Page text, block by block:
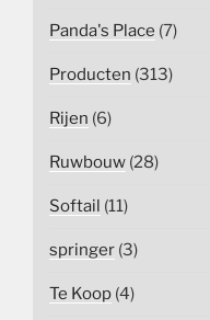
Panda's Place (7)
Producten (313)
Rijen (6)
Ruwbouw (28)
Softail (11)
springer (3)
Te Koop (4)